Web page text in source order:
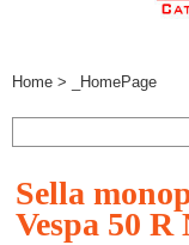
Home > _HomePage
Sella
Vespa 50 R